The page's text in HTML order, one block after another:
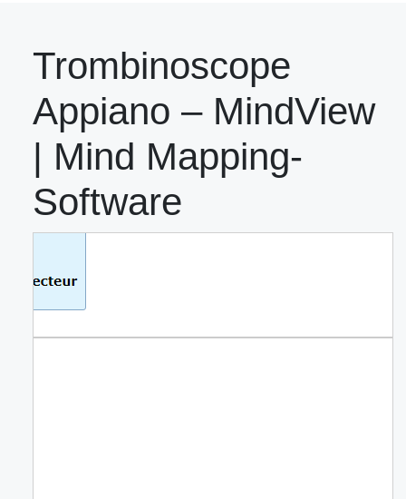
Trombinoscope
Appiano – MindView
| Mind Mapping-
Software